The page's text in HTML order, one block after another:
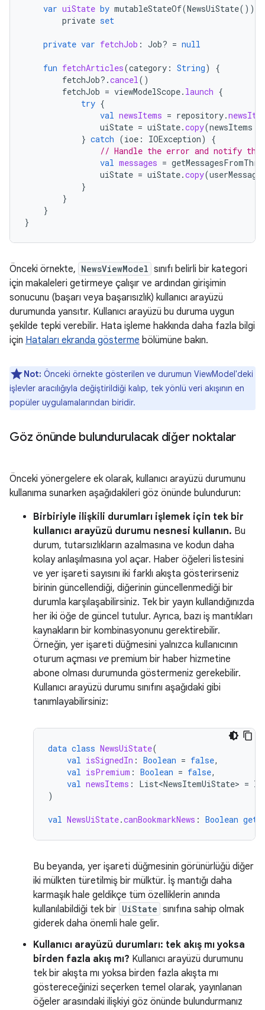
var uiState by mutableStateOf(NewsUiState())
private set
private var fetchJob : Job? = null
fun fetchArticles(category : String)
{
fetchJob?.cancel()
fetchJob = viewModelScope. launch {
try {
val newsItems = repository.
uiState = uiState.copy(newsItems
} catch (ioe : IOException)
{
// Handle the error and notify the
val messages =
uiState = uiState.copy(
}
}
}
}
Önceki örnekte, NewsViewModel sınıfı belirli bir kategori
için makaleleri getirmeye çalışır ve ardından girişimin
sonucunu (başarı veya başarısızlık) kullanıcı arayüzü
durumunda yansıtır. Kullanıcı arayüzü bu duruma uygun
şekilde tepki verebilir. Hata işleme hakkında daha fazla bilgi
için Hataları ekranda gösterme bölümüne bakın.
Not: Önceki örnekte gösterilen ve durumun ViewModel'deki
işlevler aracılığıyla değiştirildiği kalıp, tek yönlü veri akışının en
popüler uygulamalarından biridir.
Göz önünde bulundurulacak diğer noktalar
Önceki yönergelere ek olarak, kullanıcı arayüzü durumunu
kullanıma sunarken aşağıdakileri göz önünde bulundurun:
Birbiriyle ilişkili durumları işlemek için tek bir
kullanıcı arayüzü durumu nesnesi kullanın. Bu
durum, tutarsızlıkların azalmasına ve kodun daha
kolay anlaşılmasına yol açar. Haber öğeleri listesini
ve yer işareti sayısını iki farklı akışta gösterirseniz
birinin güncellendiği, diğerinin güncellenmediği bir
durumla karşılaşabilirsiniz. Tek bir yayın kullandığınızda
her iki öğe de güncel tutulur. Ayrıca, bazı iş mantıkları
kaynakların bir kombinasyonunu gerektirebilir.
Örneğin, yer işareti düğmesini yalnızca kullanıcının
oturum açması ve premium bir haber hizmetine
abone olması durumunda göstermeniz gerekebilir.
Kullanıcı arayüzü durumu sınıfını aşağıdaki gibi
tanımlayabilirsiniz:
data class NewsUiState(
val isSignedIn : Boolean = false,
val isPremium : Boolean = false,
val newsItems : List<NewsItemUiState> =
)
val NewsUiState.canBookmarkNews : Boolean get
Bu beyanda, yer işareti düğmesinin görünürlüğü diğer
iki mülkten türetilmiş bir mülktür. İş mantığı daha
karmaşık hale geldikçe tüm özelliklerin anında
kullanılabildiği tek bir UiState sınıfına sahip olmak
giderek daha önemli hale gelir.
Kullanıcı arayüzü durumları: tek akış mı yoksa
birden fazla akış mı? Kullanıcı arayüzü durumunu
tek bir akışta mı yoksa birden fazla akışta mı
göstereceğinizi seçerken temel olarak, yayınlanan
öğeler arasındaki ilişkiyi göz önünde bulundurmanız